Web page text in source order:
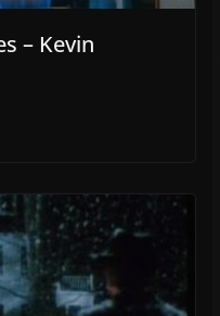
– Kevin